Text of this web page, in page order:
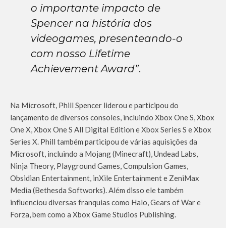
o importante impacto de
Spencer na história dos
videogames, presenteando-o
com nosso Lifetime
Achievement Award”.
Na Microsoft, Phill Spencer liderou e participou do
lançamento de diversos consoles, incluindo Xbox One S, Xbox
One X, Xbox One S All Digital Edition e Xbox Series S e Xbox
Series X. Phill também participou de várias aquisições da
Microsoft, incluindo a Mojang (Minecraft), Undead Labs,
Ninja Theory, Playground Games, Compulsion Games,
Obsidian Entertainment, inXile Entertainment e ZeniMax
Media (Bethesda Softworks). Além disso ele também
influenciou diversas franquias como Halo, Gears of War e
Forza, bem como a Xbox Game Studios Publishing.